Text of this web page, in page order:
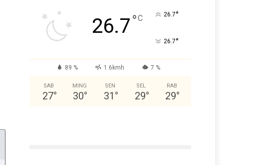
26.7°C 26.7°
26.7°
89 % 1.6kmh 7 %
SAB
27°
MING
30°
SEN
31 °
SEL
29°
RAB
29°